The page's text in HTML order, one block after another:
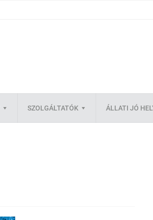
SZOLGÁLTATÓK ÁLLATI JÓ